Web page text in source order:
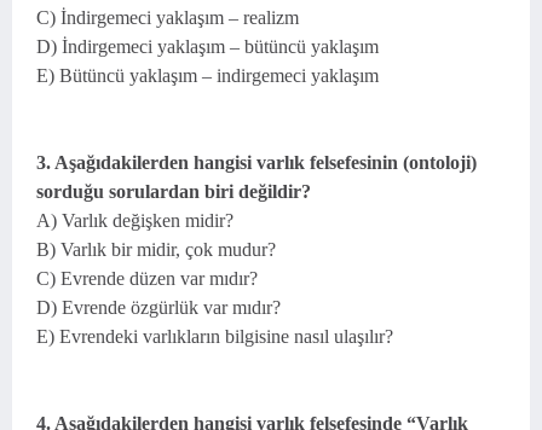
C) İndirgemeci yaklaşım – realizm
D) İndirgemeci yaklaşım – bütüncü yaklaşım
E) Bütüncü yaklaşım – indirgemeci yaklaşım
3. Aşağıdakilerden hangisi varlık felsefesinin (ontoloji)
sorduğu sorulardan biri değildir?
A) Varlık değişken midir?
B) Varlık bir midir, çok mudur?
C) Evrende düzen var mıdır?
D) Evrende özgürlük var mıdır?
E) Evrendeki varlıkların bilgisine nasıl ulaşılır?
4. Aşağıdakilerden hangisi varlık felsefesinde “Varlık